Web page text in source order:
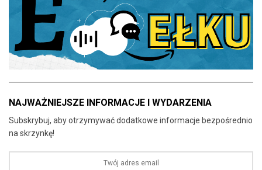
NAJWAŻNIEJSZE INFORMACJE I WYDARZENIA
Subskrybuj, aby otrzymywać dodatkowe informacje bezpośrednio
na skrzynkę!